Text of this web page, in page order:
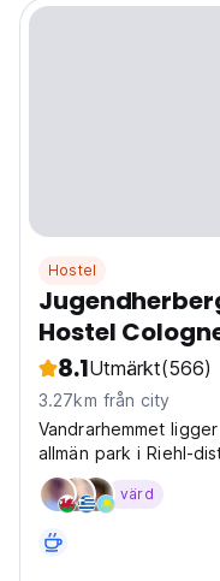
Hostel
Hostel
8.1Utmärkt(566)
3.27km från city
Vandrarhemmet
allmän park i Riehl-
värd